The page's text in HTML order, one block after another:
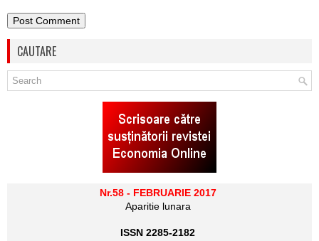
CAUTARE
Nr.58 - FEBRUARIE 2017
Aparitie lunara
ISSN 2285-2182